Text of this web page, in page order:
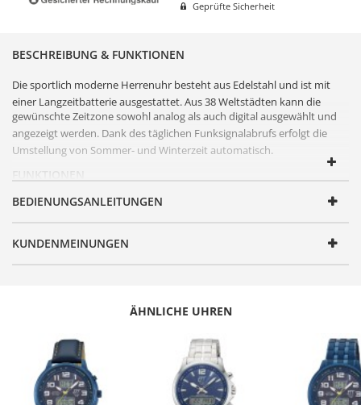
Geprüfte Sicherheit
BESCHREIBUNG & FUNKTIONEN
Die sportlich moderne Herrenuhr besteht aus Edelstahl und ist mit
einer Langzeitbatterie ausgestattet. Aus 38 Weltstädten kann die
gewünschte Zeitzone sowohl analog als auch digital ausgewählt und
angezeigt werden. Dank des täglichen Funksignalabrufs erfolgt die
Umstellung von Sommer- und Winterzeit automatisch.
Artikelnummer
MTGS-10713-42M
Geschlecht
Herren
Sportlich
Batterie/ Akku Typ
Zeitsignal
BEDIENUNGSANLEITUNGEN
KUNDENMEINUNGEN
ÄHNLICHE UHREN